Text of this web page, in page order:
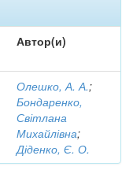
Автор(и)
Олешко, А. А.;
Бондаренко,
Світлана
Михайлівна;
Діденко, Є. О.